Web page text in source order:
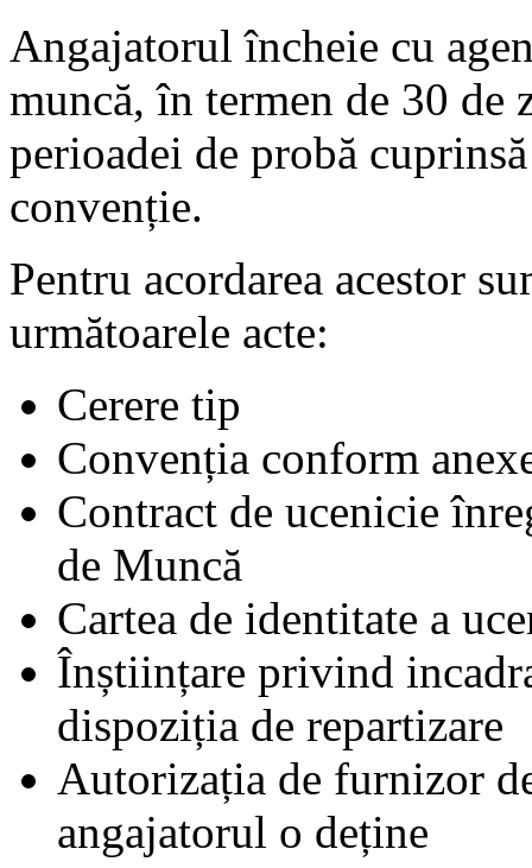
Angajatorul încheie cu
muncă, în termen de 30
perioadei de probă
convenție.
Pentru acordarea acestor
următoarele acte:
Cerere tip
Convenția conform
Contract de ucenicie
de Muncă
Cartea de identitate a
Înștiințare privind
dispoziția de repartizare
Autorizația de furnizor
angajatorul o deține